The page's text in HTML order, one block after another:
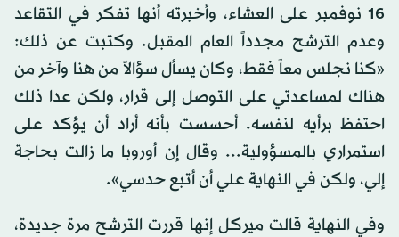
16 نوفمبر على العشاء، وأخبرته أنها تفكر في التقاعد
وعدم الترشح مجدداً العام المقبل. وكتبت عن ذلك:
«كنا نجلس معاً فقط، وكان يسأل سؤالاً من هنا وآخر من
هناك لمساعدتي على التوصل إلى قرار، ولكن عدا ذلك
احتفظ برأيه لنفسه. أحسست بأنه أراد أن يؤكد على
استمراري بالمسؤولية... وقال إن أوروبا ما زالت بحاجة
إلي، ولكن في النهاية علي أن أتبع حدسي».
وفي النهاية قالت ميركل إنها قررت الترشح مرة جديدة،